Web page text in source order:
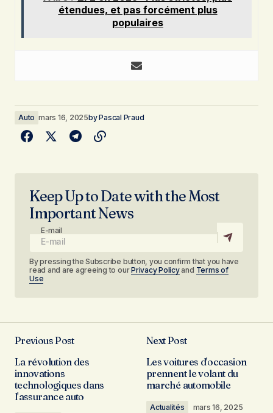
étendues, et pas forcément plus
populaires
Auto mars 16, 2025byPascal Praud
Keep Up to Date with the Most
Important News
E-mail
By pressing the Subscribe button, you confirm that you have
read and are agreeing to ourPrivacy Policyand Terms of
Use
Previous Post
La révolution des
innovations
technologiques dans
l'assurance auto
Next Post
Les voitures d'occasion
prennent le volant du
marché automobile
Actualités mars 16, 2025